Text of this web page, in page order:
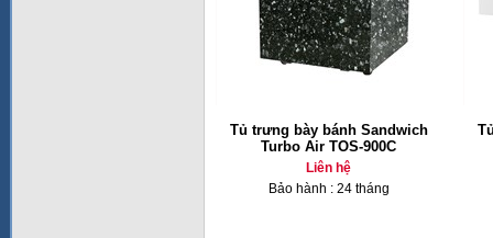
Tủ trưng bày bánh Sandwich
Turbo Air TOS-900C
Liên hệ
Bảo hành : 24 tháng